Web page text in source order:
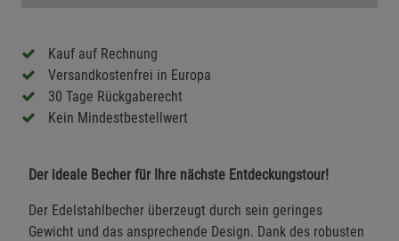
Kauf auf Rechnung
Versandkostenfrei in Europa
30 Tage Rückgaberecht
Kein Mindestbestellwert
Der ideale Becher für Ihre nächste Entdeckungstour!
Der Edelstahlbecher überzeugt durch sein geringes
Gewicht und das ansprechende Design. Dank des robusten